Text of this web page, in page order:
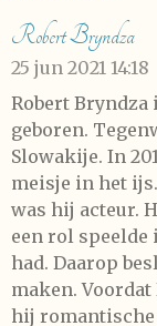
Robert Bryndza
25 jun 2021 14:18
Robert
geboren.
Slowakije. In
meisje in het
was hij acteur.
een rol speelde
had. Daarop
maken.
hij romantische